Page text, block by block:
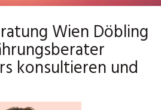
Wien Döbling
konsultieren und